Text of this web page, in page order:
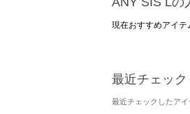
現在おすすめアイテ
最近チェッ
最近チェックしたアイ